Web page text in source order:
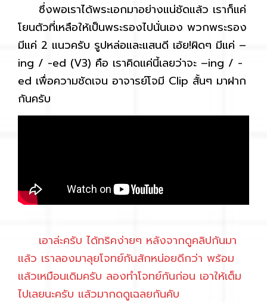
ซึ่งพอเราได้พระเอกมาอย่างแน่ชัดแล้ว เราก็แค่
โยนตัวที่เหลือให้เป็นพระรองไปนั่นเอง พวกพระรอง
มีแค่ 2 แนวครับ รูปหล่อและแสนดี เอ้ย!ผิดๆ มีแค่ –
ing / -ed (V3) คือ เราคิดแค่นี้เลยว่าจะ –ing / -
ed เพื่อความชัดเจน อาจารย์โจมี Clip สั้นๆ มาฝาก
กันครับ
เอาล่ะครับ ได้ทริคง่ายๆ หลังจากดูคลิปกันมา
แล้ว เราลองมาลุยโจทย์กันสักหน่อยดีกว่า พร้อม
แล้วเหมือนเดิมครับ ลองทำโจทย์กันก่อน เอาให้เต็ม
ไปเลยนะครับ แล้วมากดดูเฉลยกันคับ